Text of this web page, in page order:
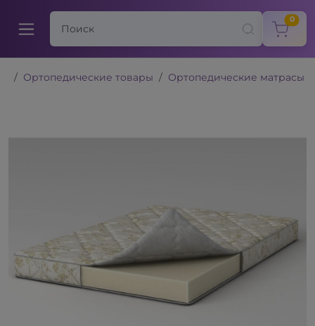
0
Ортопедические товары Ортопедические матрасы